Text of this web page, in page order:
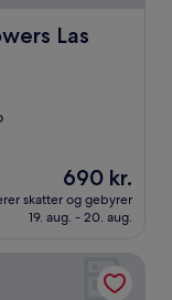
Las
Vegas
Prisen
er
690 kr.
690 kr.
skatter og gebyrer
19. aug. - 20. aug.
Collection